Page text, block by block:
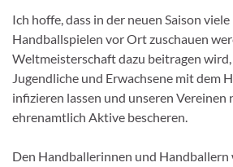
Ich hoffe, dass in der neuen Saison viele
Handballspielen vor Ort zuschauen
Weltmeisterschaft dazu beitragen wird,
Jugendliche und Erwachsene mit dem
infizieren lassen und unseren
ehrenamtlich Aktive bescheren.
Den Handballerinnen und Handballern